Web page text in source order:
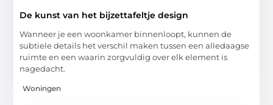
De kunst van het bijzettafeltje design
Wanneer je een woonkamer binnenloopt, kunnen de
subtiele details het verschil maken tussen een alledaagse
ruimte en een waarin zorgvuldig over elk element is
nagedacht.
Woningen